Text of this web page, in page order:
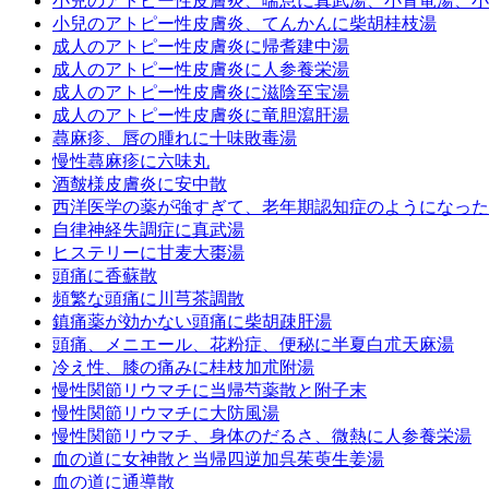
小兒のアトピー性皮膚炎、てんかんに柴胡桂枝湯
成人のアトピー性皮膚炎に帰耆建中湯
成人のアトピー性皮膚炎に人参養栄湯
成人のアトピー性皮膚炎に滋陰至宝湯
成人のアトピー性皮膚炎に竜胆瀉肝湯
蕁麻疹、唇の腫れに十味敗毒湯
慢性蕁麻疹に六味丸
酒皶様皮膚炎に安中散
西洋医学の薬が強すぎて、老年期認知症のようになった
自律神経失調症に真武湯
ヒステリーに甘麦大棗湯
頭痛に香蘇散
頻繁な頭痛に川芎茶調散
鎮痛薬が効かない頭痛に柴胡疎肝湯
頭痛、メニエール、花粉症、便秘に半夏白朮天麻湯
冷え性、膝の痛みに桂枝加朮附湯
慢性関節リウマチに当帰芍薬散と附子末
慢性関節リウマチに大防風湯
慢性関節リウマチ、身体のだるさ、微熱に人参養栄湯
血の道に女神散と当帰四逆加呉茱萸生姜湯
血の道に通導散